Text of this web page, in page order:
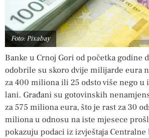
Foto: Pixabay
Banke u Crnoj Gori od početka godine
odobrile su skoro dvije milijarde eura
za 400 miliona ili 25 odsto više nego u
lani. Građani su gotovinskih
za 575 miliona eura, što je rast za 30
miliona u odnosu na iste mjesece
pokazuju podaci iz izvještaja Centralne